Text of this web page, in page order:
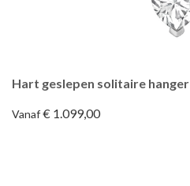
Hart geslepen solitaire hanger
Vanaf€ 1.099,00